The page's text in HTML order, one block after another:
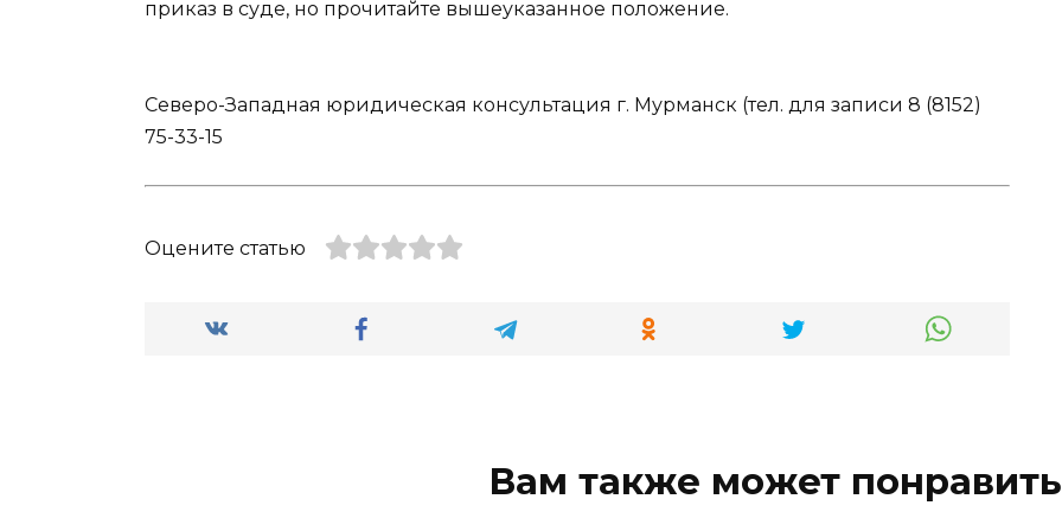
приказ в суде, но прочитайте вышеуказанное положение.
Северо-Западная юридическая консультация г. Мурманск (тел. для записи 8 (8152)
75-33-15
Оцените статью
Вам также может